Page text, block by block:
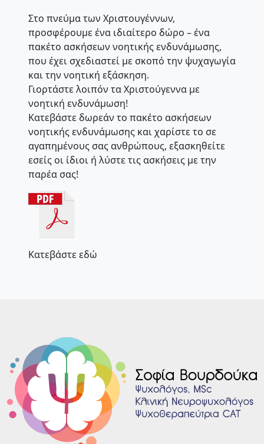
Στο πνεύμα των Χριστουγέννων,
προσφέρουμε ένα ιδιαίτερο δώρο – ένα
πακέτο ασκήσεων νοητικής ενδυνάμωσης,
που έχει σχεδιαστεί με σκοπό την ψυχαγωγία
και την νοητική εξάσκηση.
Γιορτάστε λοιπόν τα Χριστούγεννα με
νοητική ενδυνάμωση!
Κατεβάστε δωρεάν το πακέτο ασκήσεων
νοητικής ενδυνάμωσης και χαρίστε το σε
αγαπημένους σας ανθρώπους, εξασκηθείτε
εσείς οι ίδιοι ή λύστε τις ασκήσεις με την
παρέα σας!
Κατεβάστε εδώ